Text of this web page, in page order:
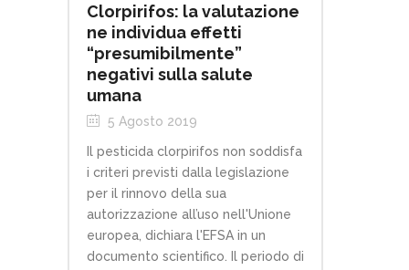
Clorpirifos: la valutazione
ne individua effetti
“presumibilmente”
negativi sulla salute
umana
5 Agosto 2019
Il pesticida clorpirifos non soddisfa
i criteri previsti dalla legislazione
per il rinnovo della sua
autorizzazione all’uso nell'Unione
europea, dichiara l'EFSA in un
documento scientifico. Il periodo di